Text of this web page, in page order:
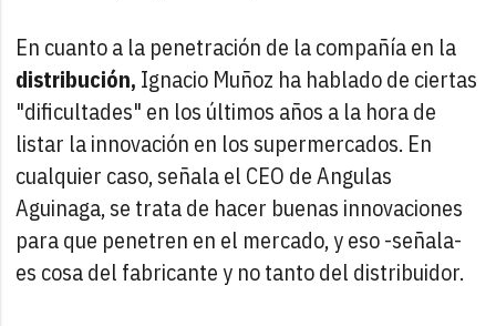
En cuanto a la penetración de la compañía en la
distribución, Ignacio Muñoz ha hablado de ciertas
"dificultades" en los últimos años a la hora de
listar la innovación en los supermercados. En
cualquier caso, señala el CEO de Angulas
Aguinaga, se trata de hacer buenas innovaciones
para que penetren en el mercado, y eso -señala-
es cosa del fabricante y no tanto del distribuidor.